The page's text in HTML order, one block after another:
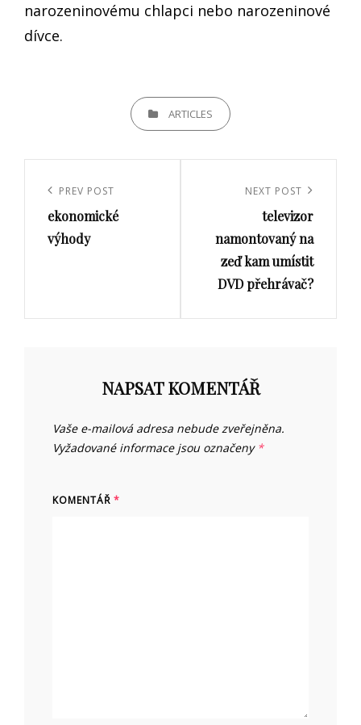
narozeninovému chlapci nebo narozeninové
dívce.
CATEGORIESARTICLES
pro
příspěvek
Previous
Post
PREV POST
ekonomické
výhody
NEXT POST
televizor
namontovaný na
zeď kam umístit
DVD přehrávač?
NAPSAT KOMENTÁŘ
Vaše e-mailová adresa nebude zveřejněna.
Vyžadované informace jsou označeny *
KOMENTÁŘ *